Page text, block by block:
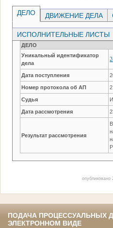
ДЕЛО ДВИЖЕНИЕ ДЕЛА
ИСПОЛНИТЕЛЬНЫЕ ЛИСТЫ
ДЕЛО
Уникальный идентификатор
дела
Дата поступления
Номер протокола об АП
Судья
Дата рассмотрения
Результат рассмотрения
опубликовано
ПОДАЧА ПРОЦЕССУАЛЬНЫХ
ЭЛЕКТРОННОМ ВИДЕ